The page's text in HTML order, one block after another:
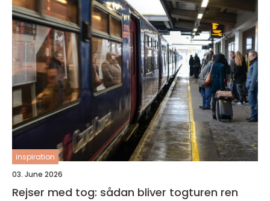
inspiration
03. June 2026
Rejser med tog: sådan bliver togturen ren